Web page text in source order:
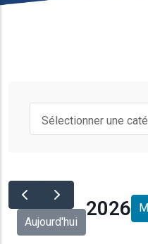
Aujourd'hui
2026